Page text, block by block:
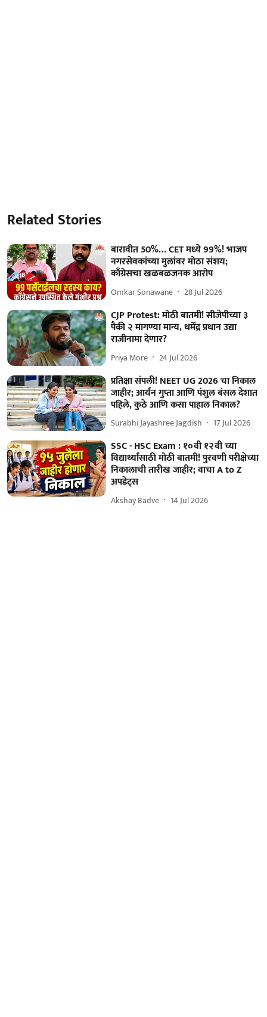
Related Stories
बारावीत 50%… CET मध्ये 99%! भाजप
नगरसेवकांच्या मुलांवर मोठा संशय;
काँग्रेसचा खळबळजनक आरोप
Omkar Sonawane 28 Jul 2026
CJP Protest: मोठी बातमी! सीजेपीच्या ३
पैकी २ मागण्या मान्य, धर्मेंद्र प्रधान उद्या
राजीनामा देणार?
Priya More 24 Jul 2026
प्रतिक्षा संपली! NEET UG 2026 चा निकाल
जाहीर; आर्यन गुप्ता आणि पंशुल बंसल देशात
पहिले, कुठे आणि कसा पाहाल निकाल?
Surabhi Jayashree Jagdish 17 Jul 2026
SSC - HSC Exam : १०वी १२वी च्या
विद्यार्थ्यांसाठी मोठी बातमी! पुरवणी परीक्षेच्या
निकालाची तारीख जाहीर; वाचा A to Z
अपडेट्स
Akshay Badve 14 Jul 2026